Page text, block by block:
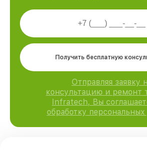
Получить бесплатную
Отправляя заявку
консультацию и ремонт
Infratech, Вы
обработку